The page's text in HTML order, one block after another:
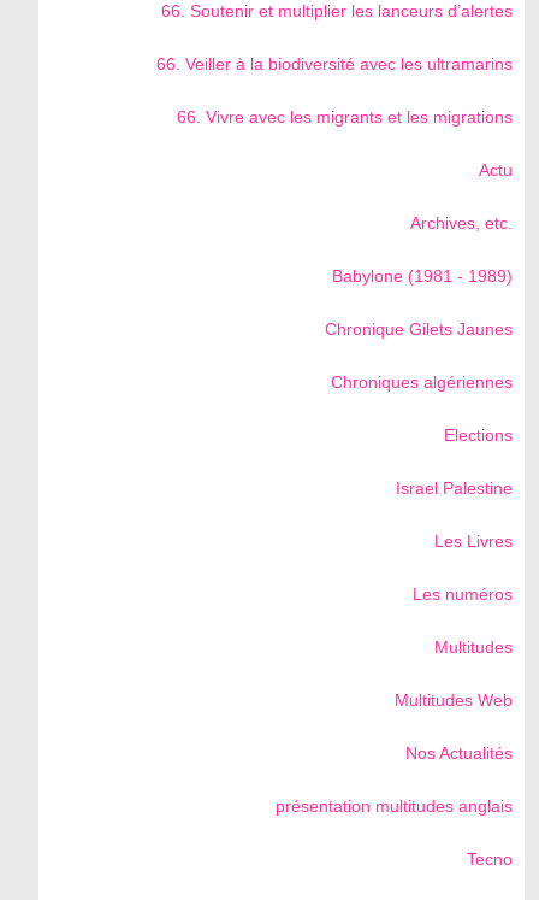
66. Soutenir et multiplier les lanceurs d’alertes
66. Veiller à la biodiversité avec les ultramarins
66. Vivre avec les migrants et les migrations
Actu
Archives, etc.
Babylone (1981 - 1989)
Chronique Gilets Jaunes
Chroniques algériennes
Elections
Israel Palestine
Les Livres
Les numéros
Multitudes
Multitudes Web
Nos Actualités
présentation multitudes anglais
Tecno